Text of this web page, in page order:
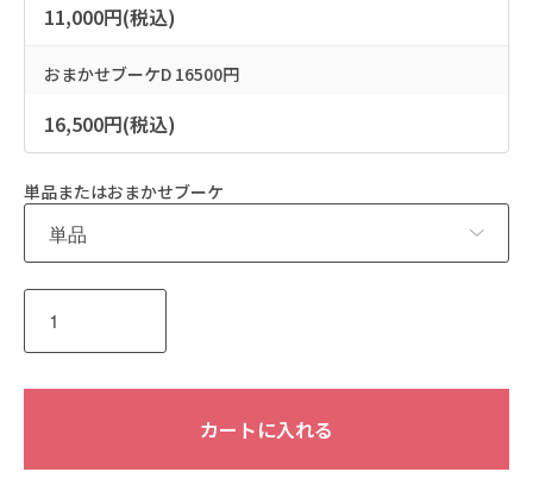
11,000円(税込)
おまかせブーケD 16500円
16,500円(税込)
単品またはおまかせブーケ
カートに入れる